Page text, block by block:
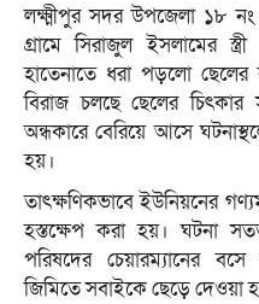
লক্ষ্মীপুর সদর উপজেলা ১৮
গ্রামে সিরাজুল ইসলামের
হাতেনাতে ধরা পড়লো
বিরাজ চলছে ছেলের চিৎকার
অন্ধকারে বেরিয়ে আসে
হয়।
তাৎক্ষণিকভাবে ইউনিয়নের
হস্তক্ষেপ করা হয়। ঘটনা
পরিষদের চেয়ারম্যানের বসে
জিমিতে সবাইকে ছেড়ে দেওয়া